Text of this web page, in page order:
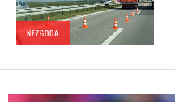
NEZGODA